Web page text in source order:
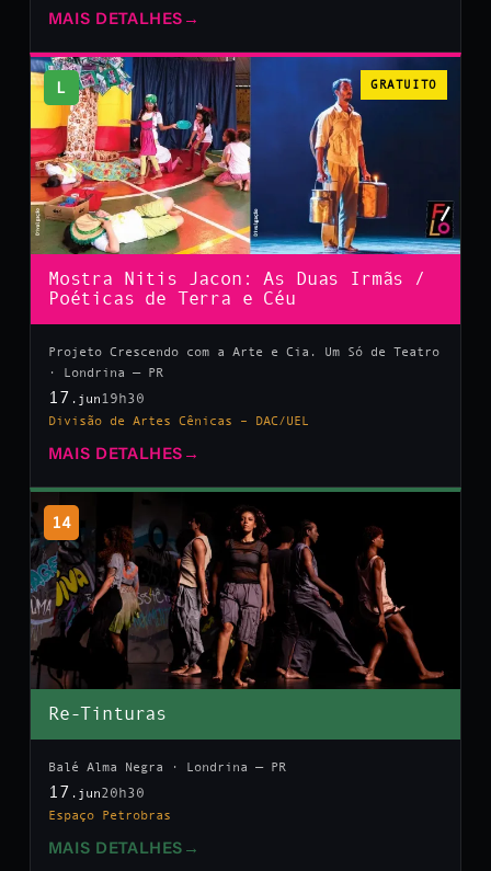
MAIS DETALHES →
L GRATUITO
Mostra Nitis Jacon: As Duas Irmãs /
Poéticas de Terra e Céu
Projeto Crescendo com a Arte e Cia. Um Só de Teatro
· Londrina — PR
17 .jun 19h30
Divisão de Artes Cênicas – DAC/UEL
MAIS DETALHES →
14
Re-Tinturas
Balé Alma Negra · Londrina — PR
17 .jun20h30
Espaço Petrobras
MAIS DETALHES →